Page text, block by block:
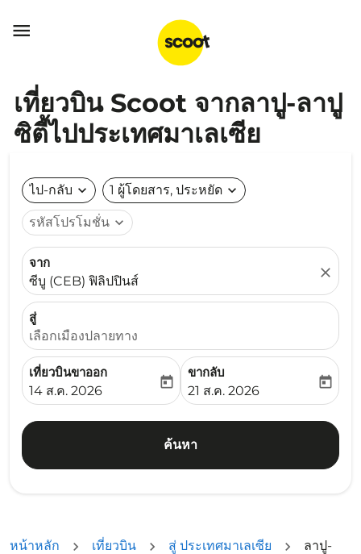

เที่ยวบิน Scoot จากลาปู-ลาปู
ซิตี้ไปประเทศมาเลเซีย
ไป-กลับ expand_more 1 ผู้โดยสาร, ประหยัด expand_more
รหัสโปรโมชั่น expand_more
จาก
ซีบู (CEB) ฟิลิปปินส์
close
สู่
เลือกเมืองปลายทาง
เที่ยวบินขาออก
fc-booking-departure-date-aria-label
14 ส.ค. 2026
today
ขากลับ
fc-booking-return-date-
21 ส.ค. 2026
today
ค้นหา
หน้าหลัก เที่ยวบิน สู่ ประเทศมาเลเซีย
ลาปู-